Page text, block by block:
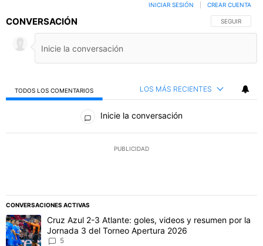
CONVERSACIÓN SIGA ESTA
SEGUIR
INICIAR SESIÓN CREAR CUENTA
TODOS LOS COMENTARIOS LOS MÁS RECIENTES
Todos los comentarios
Inicie la conversación
PUBLICIDAD
CONVERSACIONES ACTIVAS
Este listado muestra los artículos con más comentarios en los
Un artículo de tendencia con el título "Cruz Azul 2-3 Atlante:
Cruz Azul 2-3 Atlante: goles, videos y resumen por la
Jornada 3 del Torneo Apertura 2026
5